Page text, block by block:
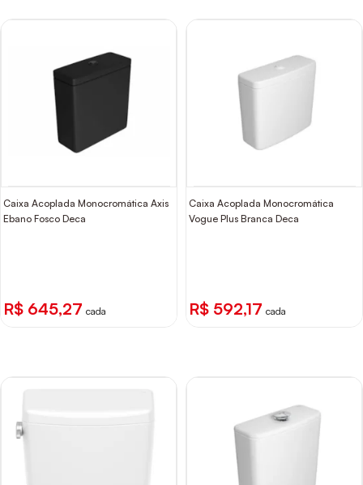
Caixa Acoplada Monocromática Axis
Ebano Fosco Deca
R$ 645,27 cada
Caixa Acoplada Monocromática
Vogue Plus Branca Deca
R$ 592,17 cada